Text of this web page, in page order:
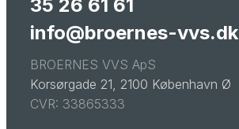
35 26 61 61
info@broernes-vvs.dk
BROERNES VVS ApS
Korsørgade 21, 2100 København Ø
CVR: 33865333